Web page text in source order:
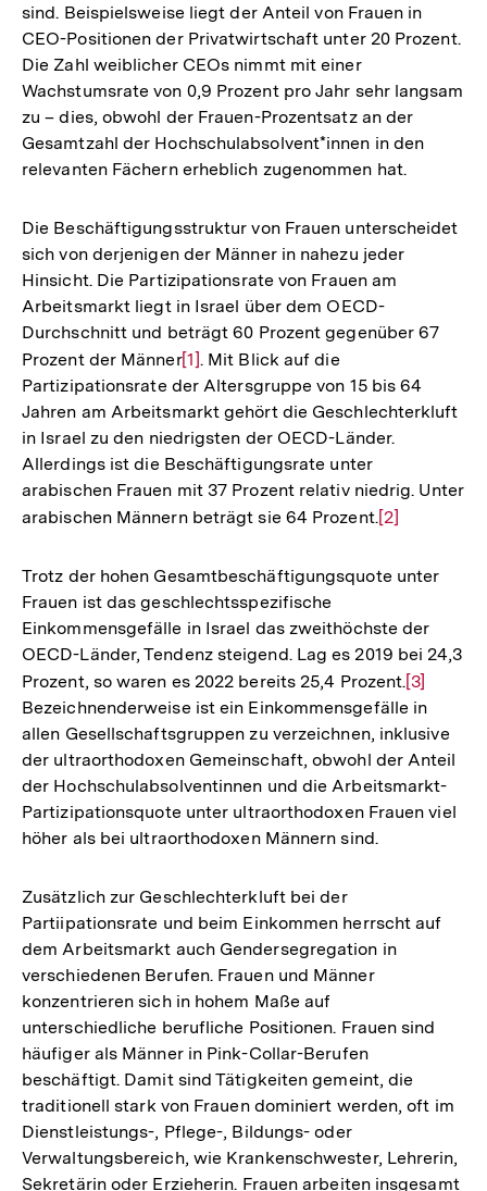
sind. Beispielsweise liegt der Anteil von Frauen in
CEO-Positionen der Privatwirtschaft unter 20 Prozent.
Die Zahl weiblicher CEOs nimmt mit einer
Wachstumsrate von 0,9 Prozent pro Jahr sehr langsam
zu – dies, obwohl der Frauen-Prozentsatz an der
Gesamtzahl der Hochschulabsolvent*innen in den
relevanten Fächern erheblich zugenommen hat.
Die Beschäftigungsstruktur von Frauen unterscheidet
sich von derjenigen der Männer in nahezu jeder
Hinsicht. Die Partizipationsrate von Frauen am
Arbeitsmarkt liegt in Israel über dem OECD-
Durchschnitt und beträgt 60 Prozent gegenüber 67
Prozent der MännerZur
Auflösung
der
Fußnote
[1]. Mit Blick auf die
Partizipationsrate der Altersgruppe von 15 bis 64
Jahren am Arbeitsmarkt gehört die Geschlechterkluft
in Israel zu den niedrigsten der OECD-Länder.
Allerdings ist die Beschäftigungsrate unter
arabischen Frauen mit 37 Prozent relativ niedrig. Unter
arabischen Männern beträgt sie 64 Prozent.Zur
der
[2]
Trotz der hohen Gesamtbeschäftigungsquote unter
Frauen ist das geschlechtsspezifische
Einkommensgefälle in Israel das zweithöchste der
OECD-Länder, Tendenz steigend. Lag es 2019 bei 24,3
Prozent, so waren es 2022 bereits 25,4 Prozent.Zur
der
Fußnote
[3]
Bezeichnenderweise ist ein Einkommensgefälle in
allen Gesellschaftsgruppen zu verzeichnen, inklusive
der ultraorthodoxen Gemeinschaft, obwohl der Anteil
der Hochschulabsolventinnen und die Arbeitsmarkt-
Partizipationsquote unter ultraorthodoxen Frauen viel
höher als bei ultraorthodoxen Männern sind.
Zusätzlich zur Geschlechterkluft bei der
Partiipationsrate und beim Einkommen herrscht auf
dem Arbeitsmarkt auch Gendersegregation in
verschiedenen Berufen. Frauen und Männer
konzentrieren sich in hohem Maße auf
unterschiedliche berufliche Positionen. Frauen sind
häufiger als Männer in Pink-Collar-Berufen
beschäftigt. Damit sind Tätigkeiten gemeint, die
traditionell stark von Frauen dominiert werden, oft im
Dienstleistungs-, Pflege-, Bildungs- oder
Verwaltungsbereich, wie Krankenschwester, Lehrerin,
Sekretärin oder Erzieherin. Frauen arbeiten insgesamt